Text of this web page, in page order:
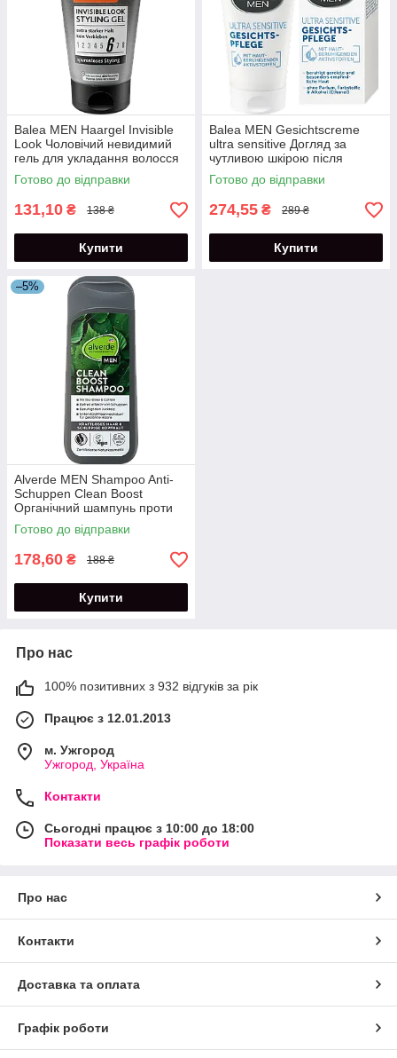
Balea MEN Haargel Invisible
Look Чоловічий невидимий
гель для укладання волосся
150 мл
Готово до відправки
131,10 ₴ 138 ₴
Купити
Balea MEN Gesichtscreme
ultra sensitive Догляд за
чутливою шкірою після
гоління 50 мл
Готово до відправки
274,55 ₴ 289 ₴
Купити
–5%
Alverde MEN Shampoo Anti-
Schuppen Clean Boost
Органічний шампунь проти
лупи 200 мл
Готово до відправки
178,60 ₴ 188 ₴
Купити
Про нас
100% позитивних з 932 відгуків за рік
Працює з 12.01.2013
м. Ужгород
Ужгород, Україна
Контакти
Сьогодні працює з 10:00 до 18:00
Показати весь графік роботи
Про нас
Контакти
Доставка та оплата
Графік роботи